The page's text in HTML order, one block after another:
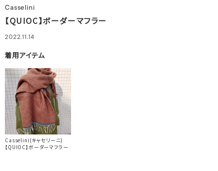
Casselini
【QUIOC】ボーダーマフラー
2022.11.14
着用アイテム
Casselini(キャセリーニ)
【QUIOC】ボーダーマフラー